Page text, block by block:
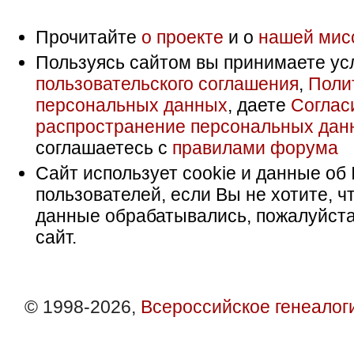
Прочитайте о проекте и о нашей
Пользуясь сайтом вы принимаете
пользовательского соглашения,
персональных данных, даете
распространение персональных
соглашаетесь с правилами форума
Сайт использует cookie и данные об
пользователей, если Вы не хотите,
данные обрабатывались,
сайт.
© 1998-2026, Всероссийское